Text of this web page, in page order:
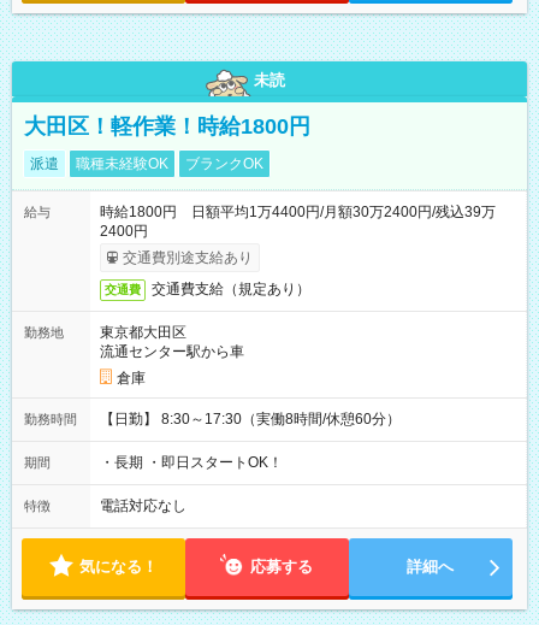
未読
大田区！軽作業！時給1800円
派遣 職種未経験OK ブランクOK
給与
時給1800円 日額平均1万4400円/月額30万2400円/残込39万
2400円
交通費別途支給あり
交通費 交通費支給（規定あり）
勤務地
東京都大田区
流通センター駅から車
倉庫
勤務時間 【日勤】 8:30～17:30（実働8時間/休憩60分）
期間 ・長期 ・即日スタートOK！
特徴 電話対応なし
気になる！ 応募する 詳細へ